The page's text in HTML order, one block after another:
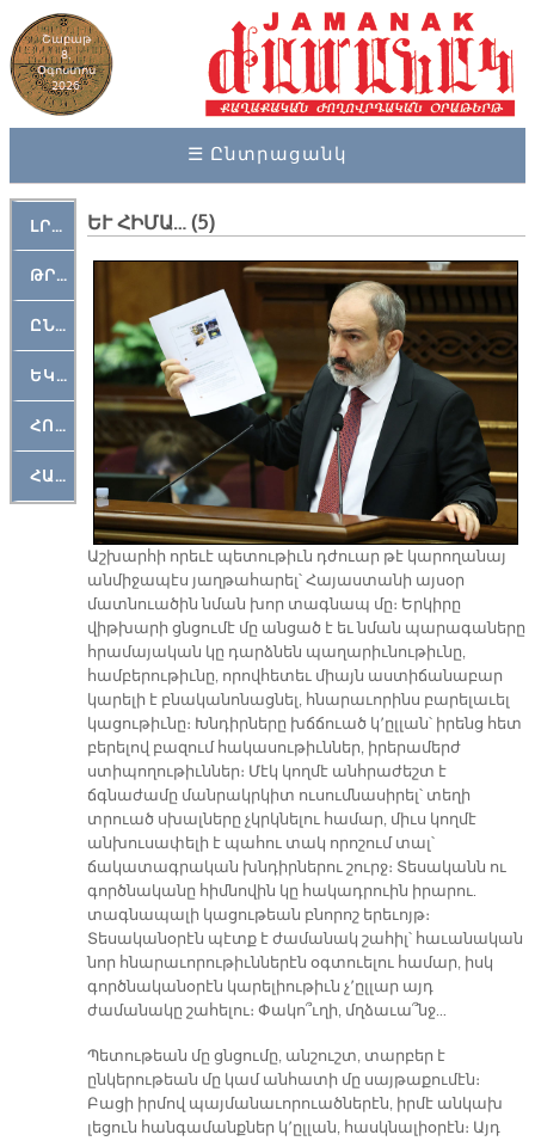
Շաբաթ
8,
Օգոստոս
2026
☰ Ընտրացանկ
ԼՐԱՀՈՍ
ԹՐՔԱՀԱՅ ԿԵԱՆՔ
ԸՆԿԵՐԱՄՇԱԿՈՒԹԱՅԻՆ
ԵԿԵՂԵՑԱԿԱՆ
ՀՈԳԵՄՏԱՒՈՐ
ՀԱՐԹԱԿ
ԵՒ ՀԻՄԱ… (5)
Աշխարհի որեւէ պետութիւն դժուար թէ կարողանայ
անմիջապէս յաղթահարել՝ Հայաստանի այսօր
մատնուածին նման խոր տագնապ մը։ Երկիրը
վիթխարի ցնցումէ մը անցած է եւ նման պարագաները
հրամայական կը դարձնեն պաղարիւնութիւնը,
համբերութիւնը, որովհետեւ միայն աստիճանաբար
կարելի է բնականոնացնել, հնարաւորինս բարելաւել
կացութիւնը։ Խնդիրները խճճուած կ՚ըլլան՝ իրենց հետ
բերելով բազում հակասութիւններ, իրերամերժ
ստիպողութիւններ։ Մէկ կողմէ անհրաժեշտ է
ճգնաժամը մանրակրկիտ ուսումնասիրել՝ տեղի
տրուած սխալները չկրկնելու համար, միւս կողմէ
անխուսափելի է պահու տակ որոշում տալ՝
ճակատագրական խնդիրներու շուրջ։ Տեսականն ու
գործնականը հիմնովին կը հակադրուին իրարու.
տագնապալի կացութեան բնորոշ երեւոյթ։
Տեսականօրէն պէտք է ժամանակ շահիլ՝ հաւանական
նոր հնարաւորութիւններէն օգտուելու համար, իսկ
գործնականօրէն կարելիութիւն չ՚ըլլար այդ
ժամանակը շահելու։ Փակո՞ւղի, մղձաւա՞նջ…
Պետութեան մը ցնցումը, անշուշտ, տարբեր է
ընկերութեան մը կամ անհատի մը սայթաքումէն։
Բացի իրմով պայմանաւորուածներէն, իրմէ անկախ
լեցուն հանգամանքներ կ՚ըլլան, հասկնալիօրէն։ Այդ